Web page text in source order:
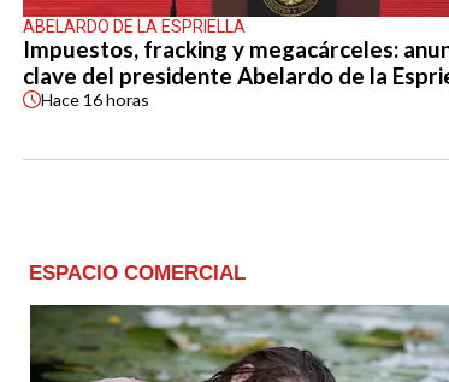
ABELARDO DE LA ESPRIELLA
Impuestos, fracking y megacárceles:
clave del presidente Abelardo de la
Hace 16 horas